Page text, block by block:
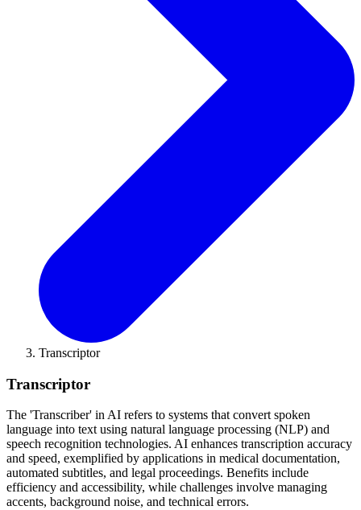
Transcriptor
Transcriptor
The 'Transcriber' in AI refers to systems that convert spoken
language into text using natural language processing (NLP) and
speech recognition technologies. AI enhances transcription accuracy
and speed, exemplified by applications in medical documentation,
automated subtitles, and legal proceedings. Benefits include
efficiency and accessibility, while challenges involve managing
accents, background noise, and technical errors.